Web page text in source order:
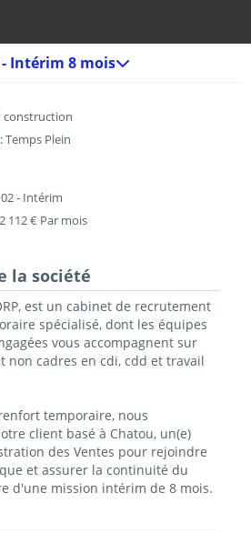
Intérim 8 mois
construction
: Temps Plein
02 - Intérim
112 € Par mois
la société
est un cabinet de recrutement
spécialisé, dont les équipes
vous accompagnent sur
non cadres en cdi, cdd et travail
temporaire, nous
client basé à Chatou, un(e)
des Ventes pour rejoindre
et assurer la continuité du
d'une mission intérim de 8 mois.